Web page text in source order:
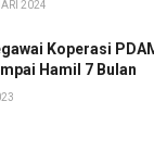
2024
Koperasi
Hamil 7 Bulan